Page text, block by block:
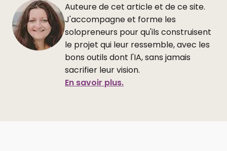
Auteure de cet article et de ce site.
J'accompagne et forme les
solopreneurs pour qu'ils construisent
le projet qui leur ressemble, avec les
bons outils dont l'IA, sans jamais
sacrifier leur vision.
En savoir plus.